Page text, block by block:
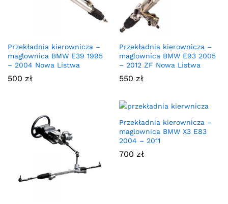
Przekładnia kierownicza –
maglownica BMW E39 1995
– 2004 Nowa Listwa
500 zł
Przekładnia kierownicza –
maglownica BMW E93 2005
– 2012 ZF Nowa Listwa
550 zł
Przekładnia kierownicza –
maglownica BMW X3 E83
2004 – 2011
700 zł